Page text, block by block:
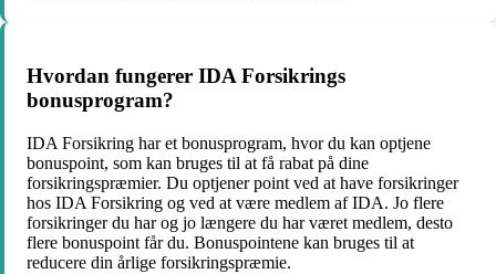
Hvordan fungerer IDA Forsikrings
bonusprogram?
IDA Forsikring har et bonusprogram, hvor du kan optjene
bonuspoint, som kan bruges til at få rabat på dine
forsikringspræmier. Du optjener point ved at have forsikringer
hos IDA Forsikring og ved at være medlem af IDA. Jo flere
forsikringer du har og jo længere du har været medlem, desto
flere bonuspoint får du. Bonuspointene kan bruges til at
reducere din årlige forsikringspræmie.